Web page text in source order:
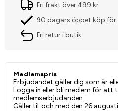
Fri frakt över 499 kr
90 dagars öppet köp för
Fri retur i butik
Medlemspris
Erbjudandet gäller dig som är
Logga in ellerbli medlem för att
medlemserbjudanden.
Gäller till och med den 26